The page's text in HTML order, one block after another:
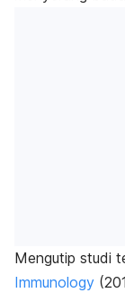
Mengutip studi
Immunology